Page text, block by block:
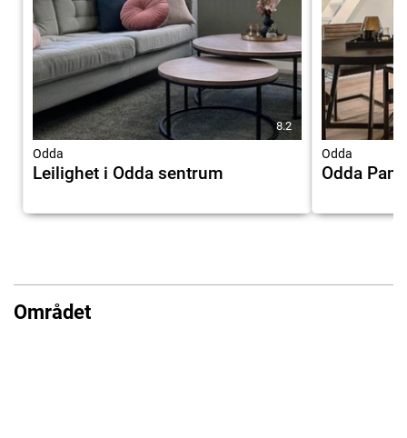
8.2
Odda
Leilighet i Odda sentrum
Odda
Odda
Området